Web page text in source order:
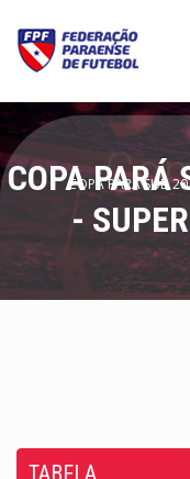
COPA PARÁ
-
COPA PARÁ SUB
TABELA